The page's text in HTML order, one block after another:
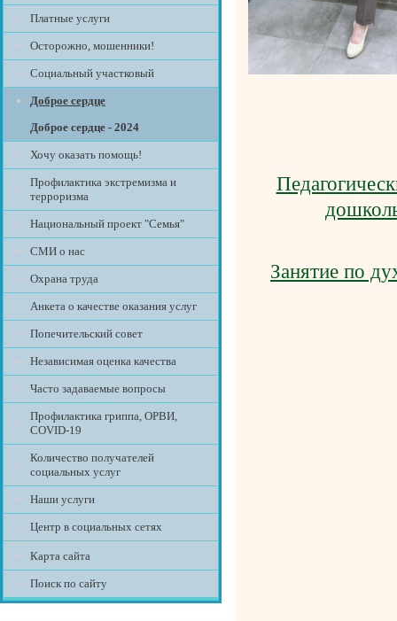
Платные услуги
Осторожно, мошенники!
Социальный участковый
Доброе сердце
Доброе сердце - 2024
Хочу оказать помощь!
Профилактика экстремизма и
терроризма
Национальный проект "Семья"
СМИ о нас
Охрана труда
Анкета о качестве оказания услуг
Попечительский совет
Независимая оценка качества
Часто задаваемые вопросы
Профилактика гриппа, ОРВИ,
COVID-19
Количество получателей
социальных услуг
Наши услуги
Центр в социальных сетях
Карта сайта
Поиск по сайту
Занятие по